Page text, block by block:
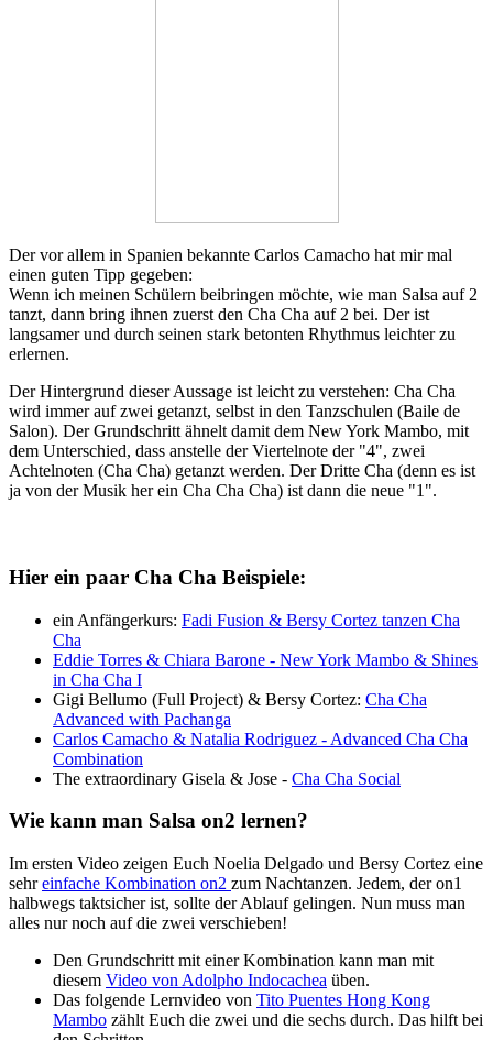
Der vor allem in Spanien bekannte Carlos Camacho hat mir mal
einen guten Tipp gegeben:
Wenn ich meinen Schülern beibringen möchte, wie man Salsa auf 2
tanzt, dann bring ihnen zuerst den Cha Cha auf 2 bei. Der ist
langsamer und durch seinen stark betonten Rhythmus leichter zu
erlernen.
Der Hintergrund dieser Aussage ist leicht zu verstehen: Cha Cha
wird immer auf zwei getanzt, selbst in den Tanzschulen (Baile de
Salon). Der Grundschritt ähnelt damit dem New York Mambo, mit
dem Unterschied, dass anstelle der Viertelnote der "4", zwei
Achtelnoten (Cha Cha) getanzt werden. Der Dritte Cha (denn es ist
ja von der Musik her ein Cha Cha Cha) ist dann die neue "1".
Hier ein paar Cha Cha Beispiele:
ein Anfängerkurs: Fadi Fusion & Bersy Cortez tanzen Cha
Cha
Eddie Torres & Chiara Barone - New York Mambo & Shines
in Cha Cha I
Gigi Bellumo (Full Project) & Bersy Cortez: Cha Cha
Advanced with Pachanga
Carlos Camacho & Natalia Rodriguez - Advanced Cha Cha
Combination
The extraordinary Gisela & Jose - Cha Cha Social
Wie kann man Salsa on2 lernen?
Im ersten Video zeigen Euch Noelia Delgado und Bersy Cortez eine
sehreinfache Kombination on2 zum Nachtanzen. Jedem, der on1
halbwegs taktsicher ist, sollte der Ablauf gelingen. Nun muss man
alles nur noch auf die zwei verschieben!
Den Grundschritt mit einer Kombination kann man mit
diesem Video von Adolpho Indocachea üben.
Das folgende Lernvideo von Tito Puentes Hong Kong
Mambo zählt Euch die zwei und die sechs durch. Das hilft bei